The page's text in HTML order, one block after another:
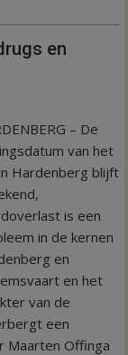
en
– De
van het
Hardenberg blijft
is een
in de kernen
en
en het
van de
een
Maarten Offinga